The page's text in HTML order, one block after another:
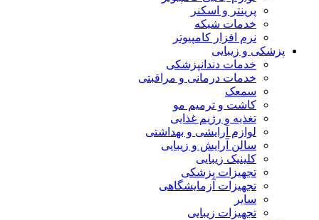
پرینتر و اسکنر
خدمات شبکه
نرم افزار کامپیوتر
پزشکی و زیبایی
خدمات دندانپزشکی
خدمات درمانی و مراقبتی
سمعک
کاشت و ترمیم مو
تغذیه و رژیم غذایی
لوازم آرایشی و بهداشتی
سالن آرایش و زیبایی
کلینیک زیبایی
تجهیزات پزشکی
تجهیزات آزمایشگاهی
سایر
تجهیزات زیبایی